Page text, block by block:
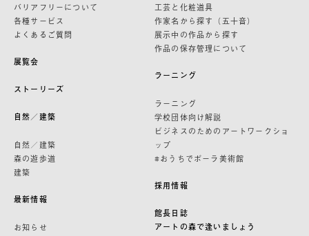
バリアフリーについて
各種サービス
よくあるご質問
展覧会
ストーリーズ
自然／建築
自然／建築
森の遊歩道
建築
最新情報
お知らせ
工芸と化粧道具
作家名から探す（五十音）
展示中の作品から探す
作品の保存管理について
ラーニング
ラーニング
学校団体向け解説
ビジネスのためのアートワークショ
ップ
#おうちでポーラ美術館
採用情報
館長日誌
アートの森で逢いましょう